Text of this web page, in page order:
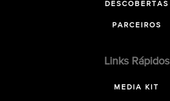
DESCOBERTAS
PARCEIROS
Links Rápidos
MEDIA KIT